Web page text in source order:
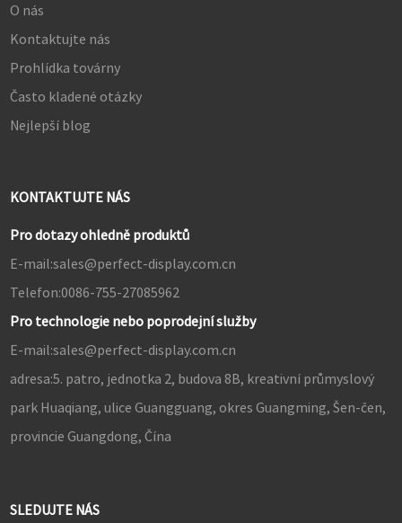
O nás
Kontaktujte nás
Prohlídka továrny
Často kladené otázky
Nejlepší blog
KONTAKTUJTE NÁS
Pro dotazy ohledně produktů
E-mail:sales@perfect-display.com.cn
Telefon:0086-755-27085962
Pro technologie nebo poprodejní služby
E-mail:sales@perfect-display.com.cn
adresa:5. patro, jednotka 2, budova 8B, kreativní průmyslový
park Huaqiang, ulice Guangguang, okres Guangming, Šen-čen,
provincie Guangdong, Čína
SLEDUJTE NÁS